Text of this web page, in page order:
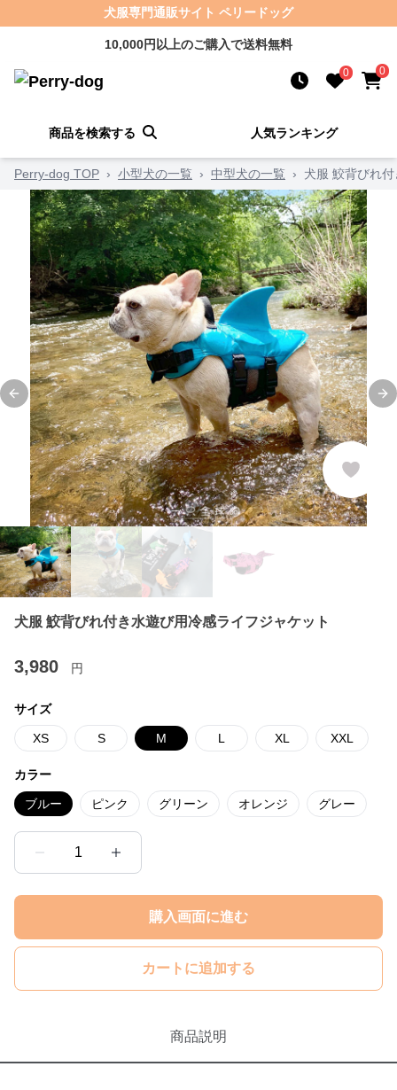
犬服専門通販サイト ペリードッグ
10,000円以上のご購入で送料無料
0 0
商品を検索する 人気ランキング
Perry-dog TOP › 小型犬の一覧 › 中型犬の一覧 › 犬服 鮫背びれ
Previous slide
犬服 鮫背びれ付き水遊び用冷感ライフジャケット
3,980 円
サイズ
XS S M L XL XXL
カラー
ブルー ピンク グリーン オレンジ グレー
1
購入画面に進む
カートに追加する
商品説明